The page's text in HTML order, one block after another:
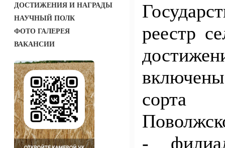
ДОСТИЖЕНИЯ И НАГРАДЫ
НАУЧНЫЙ ПОЛК
ФОТО ГАЛЕРЕЯ
ВАКАНСИИ
реестр
сорта
-